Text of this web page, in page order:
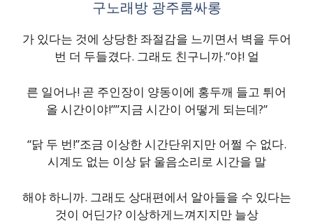
구노래방 광주룸싸롱
가 있다는 것에 상당한 좌절감을 느끼면서 벽을 두어
번 더 두들겼다. 그래도 친구니까.”야! 얼
른 일어나! 곧 주인장이 양동이에 홍두깨 들고 튀어
올 시간이야!””지금 시간이 어떻게 되는데?”
“닭 두 번!”조금 이상한 시간단위지만 어쩔 수 없다.
시계도 없는 이상 닭 울음소리로 시간을 말
해야 하니까. 그래도 상대편에서 알아들을 수 있다는
것이 어딘가? 이상하게느껴지지만 늘상